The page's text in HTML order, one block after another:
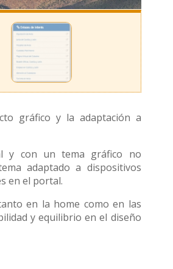
gráfico y la adaptación a
y con un tema gráfico no
adaptado a dispositivos
en el portal.
en la home como en las
y equilibrio en el diseño